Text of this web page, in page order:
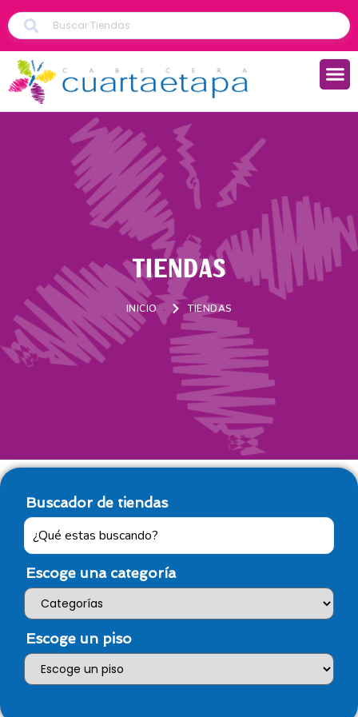
TIENDAS
INICIO TIENDAS
Buscador de tiendas
Escoge una categoría
Escoge un piso